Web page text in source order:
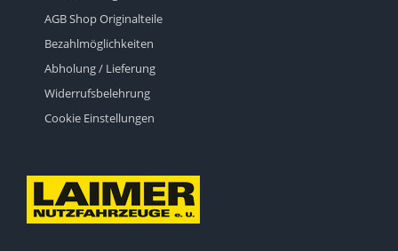
AGB Shop Originalteile
Bezahlmöglichkeiten
Abholung / Lieferung
Widerrufsbelehrung
Cookie Einstellungen